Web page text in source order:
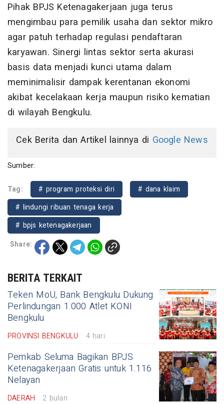
Pihak BPJS Ketenagakerjaan juga terus
mengimbau para pemilik usaha dan sektor mikro
agar patuh terhadap regulasi pendaftaran
karyawan. Sinergi lintas sektor serta akurasi
basis data menjadi kunci utama dalam
meminimalisir dampak kerentanan ekonomi
akibat kecelakaan kerja maupun risiko kematian
di wilayah Bengkulu.
Cek Berita dan Artikel lainnya di Google News
Sumber:
Tag: # program proteksi diri
# dana klaim
# lindungi ribuan tenaga kerja
# bpjs ketenagakerjaan
Share:
BERITA TERKAIT
Teken MoU, Bank Bengkulu Dukung
Perlindungan 1.000 Atlet KONI
Bengkulu
PROVINSI BENGKULU 4 hari
Pemkab Seluma Bagikan BPJS
Ketenagakerjaan Gratis untuk 1.116
Nelayan
DAERAH 2 bulan